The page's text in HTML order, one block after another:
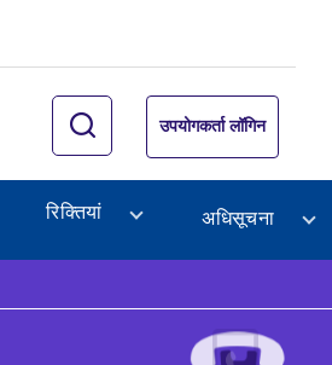
उपयोगकर्ता लॉगिन
रिक्तियां अधिसूचना